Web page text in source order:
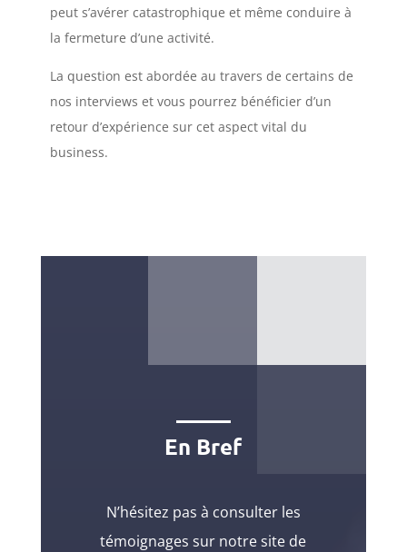
peut s’avérer catastrophique et même conduire à
la fermeture d’une activité.
La question est abordée au travers de certains de
nos interviews et vous pourrez bénéficier d’un
retour d’expérience sur cet aspect vital du
business.
En Bref
N’hésitez pas à consulter les
témoignages sur notre site de